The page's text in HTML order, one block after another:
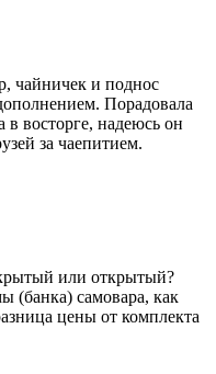
чайничек и поднос
Порадовала
в восторге, надеюсь он
за чаепитием.
или открытый?
(банка) самовара, как
цены от комплекта